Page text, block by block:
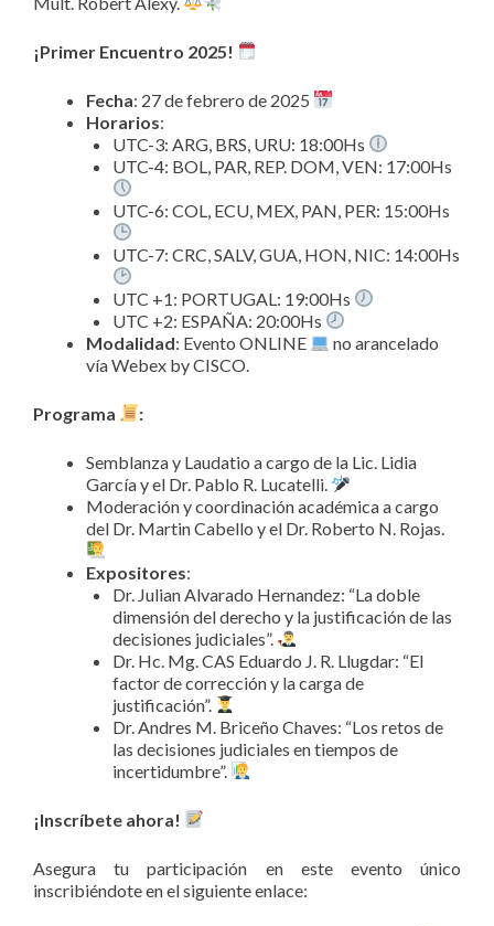
¡Primer Encuentro 2025!
Fecha: 27 de febrero de 2025
Horarios:
UTC-3: ARG, BRS, URU: 18:00Hs
UTC-4: BOL, PAR, REP. DOM, VEN: 17:00Hs
UTC-6: COL, ECU, MEX, PAN, PER: 15:00Hs
UTC-7: CRC, SALV, GUA, HON, NIC: 14:00Hs
UTC +1: PORTUGAL: 19:00Hs
UTC +2: ESPAÑA: 20:00Hs
Modalidad: Evento ONLINE
no arancelado
vía Webex by CISCO.
Programa :
Semblanza y Laudatio a cargo de la Lic. Lidia
García y el Dr. Pablo R. Lucatelli.
Moderación y coordinación académica a cargo
del Dr. Martin Cabello y el Dr. Roberto N. Rojas.
Expositores:
Dr. Julian Alvarado Hernandez: “La doble
dimensión del derecho y la justificación de las
decisiones judiciales”.
Dr. Hc. Mg. CAS Eduardo J. R. Llugdar: “El
factor de corrección y la carga de
justificación”.
Dr. Andres M. Briceño Chaves: “Los retos de
las decisiones judiciales en tiempos de
incertidumbre”.
¡Inscríbete ahora!
Asegura tu participación en este evento único
inscribiéndote en el siguiente enlace: